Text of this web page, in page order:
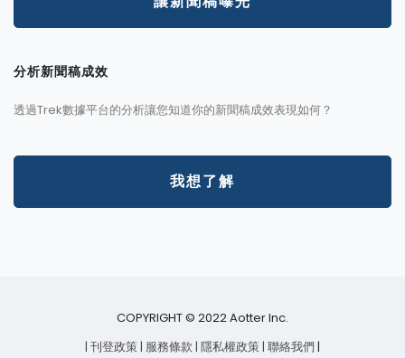
分析新聞稿成效
透過Trek數據平台的分析讓您知道你的新聞稿成效表現如何？
我想了解
COPYRIGHT © 2022 Aotter Inc.
| 刊登政策| 服務條款| 隱私權政策| 聯絡我們 |